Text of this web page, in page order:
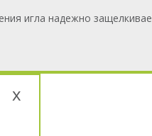
игла надежно
x